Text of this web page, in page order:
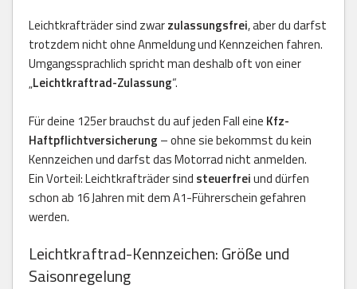
Leichtkrafträder sind zwarzulassungsfrei, aber du darfst
trotzdem nicht ohne Anmeldung und Kennzeichen fahren.
Umgangssprachlich spricht man deshalb oft von einer
„Leichtkraftrad-Zulassung“.
Für deine 125er brauchst du auf jeden Fall eine Kfz-
Haftpflichtversicherung – ohne sie bekommst du kein
Kennzeichen und darfst das Motorrad nicht anmelden.
Ein Vorteil: Leichtkrafträder sind steuerfreiund dürfen
schon ab 16 Jahren mit dem A1-Führerschein gefahren
werden.
Leichtkraftrad-Kennzeichen: Größe und
Saisonregelung